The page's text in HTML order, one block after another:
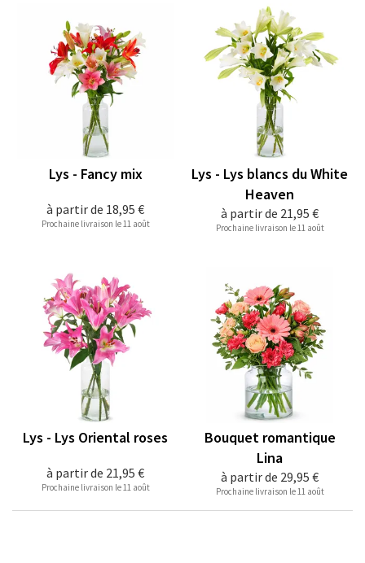
à partir de 18,95 €
Lys - Fancy mix
Prochaine livraison le 11 août
à partir de 21,95 €
Lys - Lys blancs du White
Heaven
Prochaine livraison le 11 août
à partir de 21,95 €
Lys - Lys Oriental roses
Prochaine livraison le 11 août
à partir de 29,95 €
Bouquet romantique
Lina
Prochaine livraison le 11 août